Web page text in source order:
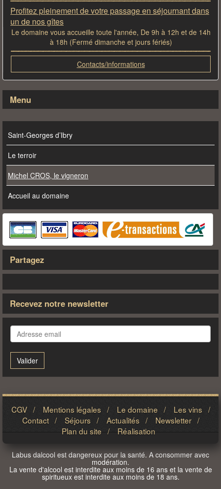
Profitez pleinement de votre passage en séjournant dans
un de nos gîtes
Le domaine vous accueille toute l'année, De 9h à 12h et de 14h
à 18h (Fermé dimanche et jours fériés)
Contacts/informations
Menu
Saint-Georges d’Ibry
Le terroir
Michel CROS, le vigneron
Accueil au domaine
Partagez
Recevez notre newsletter
Valider
CGV / Mentions légales / Le domaine / Les vins /
Contact / Séjours / Actualités / Newsletter /
Plan du site / Réalisation
Labus dalcool est dangereux pour la santé. A consommer avec
modération.
La vente d'alcool est interdite aux moins de 16 ans et la vente de
spiritueux est interdite aux moins de 18 ans.